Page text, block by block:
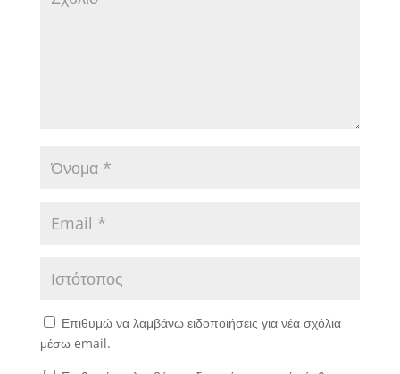
Επιθυμώ να λαμβάνω ειδοποιήσεις για νέα σχόλια
μέσω email.